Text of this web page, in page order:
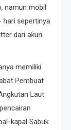
namun mobil
hari sepertinya
dari akun
memiliki
Pembuat
Laut
kapal Sabuk